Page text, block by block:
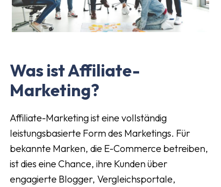
Was ist Affiliate-
Marketing?
Affiliate-Marketing ist eine vollständig
leistungsbasierte Form des Marketings. Für
bekannte Marken, die E-Commerce betreiben,
ist dies eine Chance, ihre Kunden über
engagierte Blogger, Vergleichsportale,